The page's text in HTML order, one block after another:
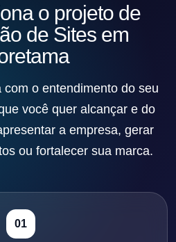
o projeto de
de Sites em
o entendimento do seu
você quer alcançar e do
a empresa, gerar
ou fortalecer sua marca.
01